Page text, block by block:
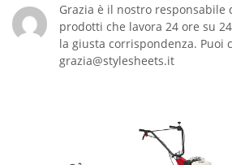
Grazia è il nostro responsabile
prodotti che lavora 24 ore su
la giusta corrispondenza. Puoi
grazia@stylesheets.it